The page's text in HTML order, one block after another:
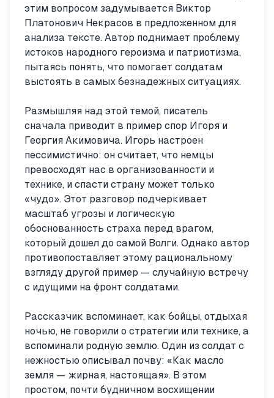
этим вопросом задумывается Виктор
Платонович Некрасов в предложенном для
анализа тексте. Автор поднимает проблему
истоков народного героизма и патриотизма,
пытаясь понять, что помогает солдатам
выстоять в самых безнадежных ситуациях.
Размышляя над этой темой, писатель
сначала приводит в пример спор Игоря и
Георгия Акимовича. Игорь настроен
пессимистично: он считает, что немцы
превосходят нас в организованности и
технике, и спасти страну может только
«чудо». Этот разговор подчеркивает
масштаб угрозы и логическую
обоснованность страха перед врагом,
который дошел до самой Волги. Однако автор
противопоставляет этому рациональному
взгляду другой пример — случайную встречу
с идущими на фронт солдатами.
Рассказчик вспоминает, как бойцы, отдыхая
ночью, не говорили о стратегии или технике, а
вспоминали родную землю. Один из солдат с
нежностью описывал почву: «Как масло
земля — жирная, настоящая». В этом
простом, почти будничном восхищении